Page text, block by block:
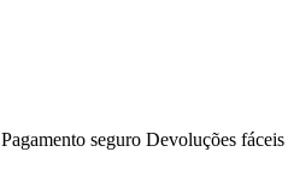
Pagamento seguro Devoluções fáceis